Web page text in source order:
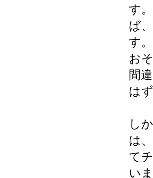
す
ば
す。
お
間
は
し
は
て
い